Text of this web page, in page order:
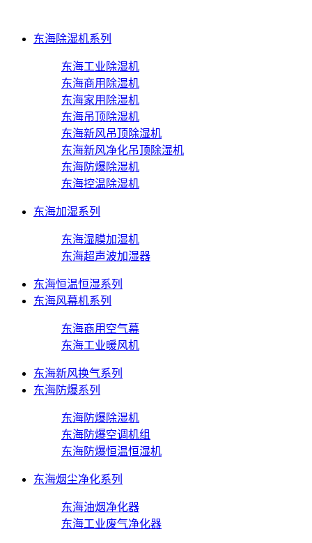
东海除湿机系列
东海工业除湿机
东海商用除湿机
东海家用除湿机
东海吊顶除湿机
东海新风吊顶除湿机
东海新风净化吊顶除湿机
东海防爆除湿机
东海控温除湿机
东海加湿系列
东海湿膜加湿机
东海超声波加湿器
东海恒温恒湿系列
东海风幕机系列
东海商用空气幕
东海工业暖风机
东海新风换气系列
东海防爆系列
东海防爆除湿机
东海防爆空调机组
东海防爆恒温恒湿机
东海烟尘净化系列
东海油烟净化器
东海工业废气净化器